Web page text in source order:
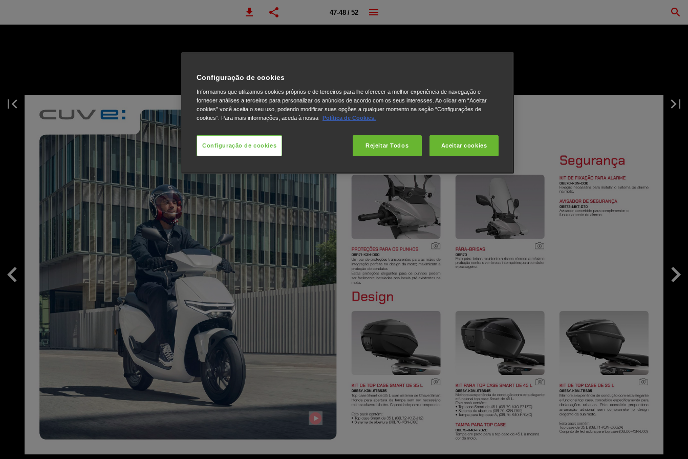
47-48 / 52
Configuração de cookies
Informamos que utilizamos cookies próprios e de terceiros para lhe oferecer a melhor experiência de navegação e
fornecer análises a terceiros para personalizar os anúncios de acordo com os seus interesses. Ao clicar em “Aceitar
cookies” você aceita o seu uso, podendo modificar suas opções a qualquer momento na seção “Configurações de
cookies”. Para mais informações, aceda à nossa
Política de Cookies.
Rejeitar Todos Aceitar cookies
Configuração de cookies